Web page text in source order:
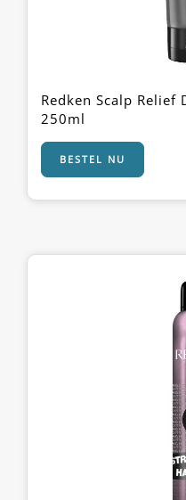
Redken Scalp Relief
250ml
BESTEL NU